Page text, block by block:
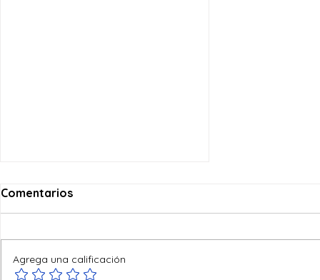
Ofertas de verano
Comentarios
Agrega una calificación